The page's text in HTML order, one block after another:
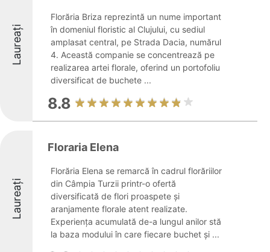
Laureați
Florăria Briza reprezintă un nume important
în domeniul floristic al Clujului, cu sediul
amplasat central, pe Strada Dacia, numărul
4. Această companie se concentrează pe
realizarea artei florale, oferind un portofoliu
diversificat de buchete ...
8.8
Laureați
Floraria Elena
Florăria Elena se remarcă în cadrul florăriilor
din Câmpia Turzii printr-o ofertă
diversificată de flori proaspete și
aranjamente florale atent realizate.
Experiența acumulată de-a lungul anilor stă
la baza modului în care fiecare buchet și ...